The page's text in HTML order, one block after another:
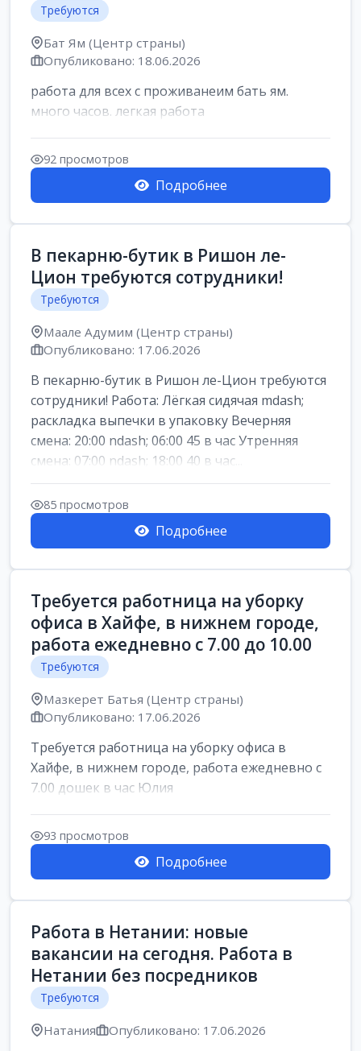
Требуются
Бат Ям (Центр страны)
Опубликовано: 18.06.2026
работа для всех с проживанеим бать ям.
много часов. легкая работа
92 просмотров
Подробнее
В пекарню-бутик в Ришон ле-
Цион требуются сотрудники!
Требуются
Маале Адумим (Центр страны)
Опубликовано: 17.06.2026
В пекарню-бутик в Ришон ле-Цион требуются
сотрудники! Работа: Лёгкая сидячая mdash;
раскладка выпечки в упаковку Вечерняя
смена: 20:00 ndash; 06:00 45 в час Утренняя
смена: 07:00 ndash; 18:00 40 в час...
85 просмотров
Подробнее
Требуется работница на уборку
офиса в Хайфе, в нижнем городе,
работа ежедневно с 7.00 до 10.00
Требуются
Мазкерет Батья (Центр страны)
Опубликовано: 17.06.2026
Требуется работница на уборку офиса в
Хайфе, в нижнем городе, работа ежедневно с
7.00 дошек в час Юлия
93 просмотров
Подробнее
Работа в Нетании: новые
вакансии на сегодня. Работа в
Нетании без посредников
Требуются
Натания Опубликовано: 17.06.2026